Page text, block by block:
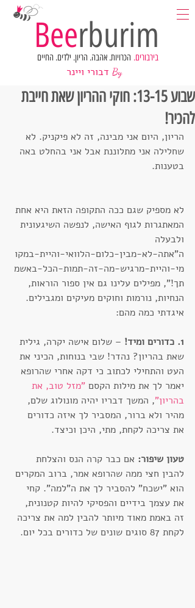
Beerburim
בירבורים. הכרויות. אהבה. הריון. ילדים. החיים
By
שבוע 13-15: חוקי ההריון שאת חייבת
להכיר!
הריון, היום אני מבינה, זה לא פיקניק. לא
שחלילה אני מתלוננת אבל אני בהחלט באה
בטענות.
לא מספיק שגם ככה התקופה הזאת היא אחת
המאתגרות לגוף האישה, לנפשה השיגעונית
ולבעלה
ה"אתה-לא-מבין-כלום-הלוואי-והיית-במקו
מי-והיית-מרגיש-מה-זה-תמות-הכל-באשמ
תך!", מפילים עלינו גם אין ספור הוראות,
הנחיות, נורמות וחוקים מעיקים ומגבילים.
איגדתי כמה מהם:
1. כדורים ומיד!
– שלום אישה יקרה, גילית
שאת בהריון? נהדר! שבי בנוחות, הכיני את
העט והתחילי לכתוב כי דקה אחרי שהרופא
יאמר לך את מילות הקסם "מזל טוב, את
בהריון", המשך דבריו יהיה מונולוג שלם,
מהיר ולא ברור, המסביר לך איזה כדורים
את צריכה לקחת, מתי, היכן וכיצד.
טעון שיפור: אם כבר קרה הנס והצלחת
להבין חצי ממה שהרופא אמר, ברוב המקרים
הוא "ישכח" להסביר לך את ה"למה". קחי
את עצמך בידיים והפסיקי להיות קטנונית,
זה באמת מאוד מיותר להבין למה את צריכה
לקחת 87 סוגים שונים של כדורים בכל יום.